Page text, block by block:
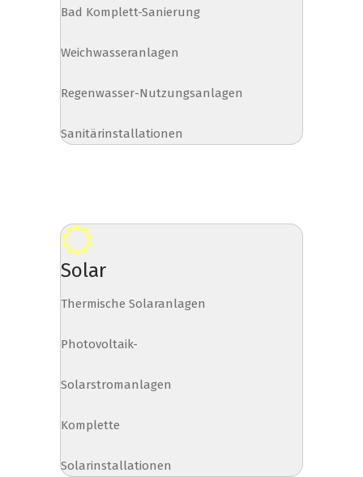
Bad Komplett-Sanierung
Weichwasseranlagen
Regenwasser-Nutzungsanlagen
Sanitärinstallationen
Solar
Thermische Solaranlagen
Photovoltaik-
Solarstromanlagen
Komplette
Solarinstallationen